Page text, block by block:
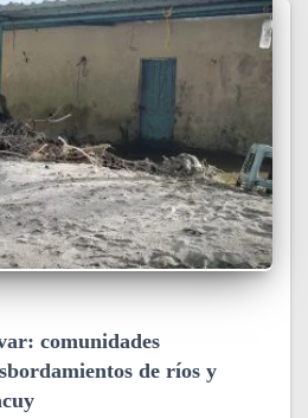
comunidades
de ríos y